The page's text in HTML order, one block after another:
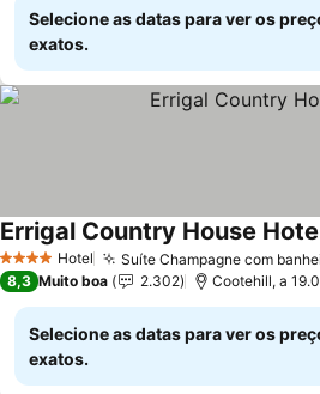
Selecione as datas para ver os
exatos.
4 EstrelasHotel Suíte Champagne com
Errigal Country House
8,3 Muito boa 2.302 Cootehill, a
Selecione as datas para ver os
exatos.